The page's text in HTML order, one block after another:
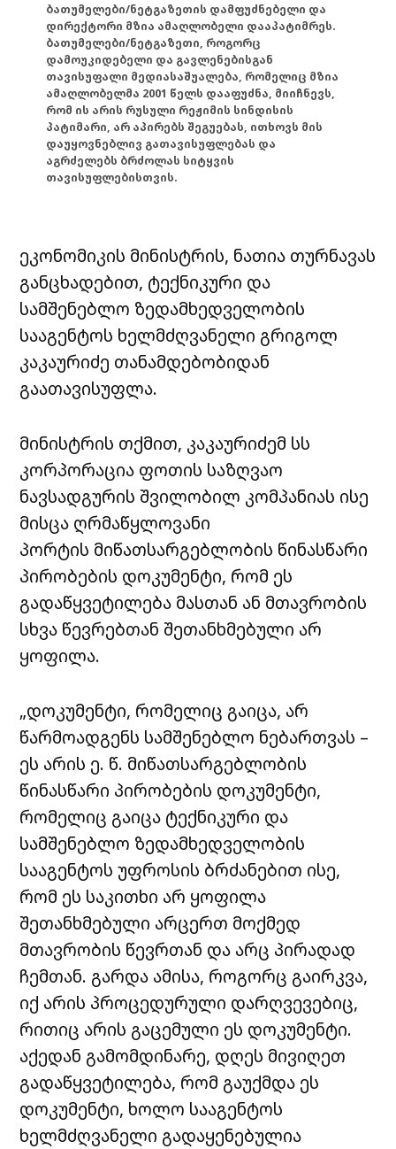
ბათუმელები/ნეტგაზეთის დამფუძნებელი და
დირექტორი მზია ამაღლობელი დააპატიმრეს.
ბათუმელები/ნეტგაზეთი, როგორც
დამოუკიდებელი და გავლენებისგან
თავისუფალი მედიასაშუალება, რომელიც მზია
ამაღლობელმა 2001 წელს დააფუძნა, მიიჩნევს,
რომ ის არის რუსული რეჟიმის სინდისის
პატიმარი, არ აპირებს შეგუებას, ითხოვს მის
დაუყოვნებლივ გათავისუფლებას და
აგრძელებს ბრძოლას სიტყვის
თავისუფლებისთვის.
ეკონომიკის მინისტრის, ნათია თურნავას
განცხადებით, ტექნიკური და
სამშენებლო ზედამხედველობის
სააგენტოს ხელმძღვანელი გრიგოლ
კაკაურიძე თანამდებობიდან
გაათავისუფლა.
მინისტრის თქმით, კაკაურიძემ სს
კორპორაცია ფოთის საზღვაო
ნავსადგურის შვილობილ კომპანიას ისე
მისცა ღრმაწყლოვანი
პორტის მიწათსარგებლობის წინასწარი
პირობების დოკუმენტი, რომ ეს
გადაწყვეტილება მასთან ან მთავრობის
სხვა წევრებთან შეთანხმებული არ
ყოფილა.
„დოკუმენტი, რომელიც გაიცა, არ
წარმოადგენს სამშენებლო ნებართვას –
ეს არის ე. წ. მიწათსარგებლობის
წინასწარი პირობების დოკუმენტი,
რომელიც გაიცა ტექნიკური და
სამშენებლო ზედამხედველობის
სააგენტოს უფროსის ბრძანებით ისე,
რომ ეს საკითხი არ ყოფილა
შეთანხმებული არცერთ მოქმედ
მთავრობის წევრთან და არც პირადად
ჩემთან. გარდა ამისა, როგორც გაირკვა,
იქ არის პროცედურული დარღვევებიც,
რითიც არის გაცემული ეს დოკუმენტი.
აქედან გამომდინარე, დღეს მივიღეთ
გადაწყვეტილება, რომ გაუქმდა ეს
დოკუმენტი, ხოლო სააგენტოს
ხელმძღვანელი გადაყენებულია